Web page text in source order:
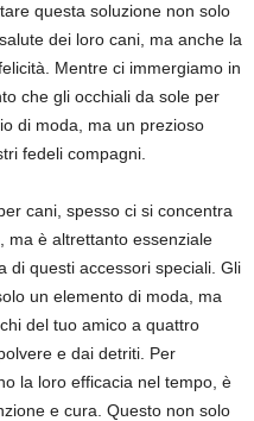
questa soluzione non solo
dei loro cani, ma anche la
Mentre ci immergiamo in
che gli occhiali da sole per
di moda, ma un prezioso
fedeli compagni.
cani, spesso ci si concentra
ma è altrettanto essenziale
di questi accessori speciali. Gli
un elemento di moda, ma
del tuo amico a quattro
e dai detriti. Per
la loro efficacia nel tempo, è
e cura. Questo non solo